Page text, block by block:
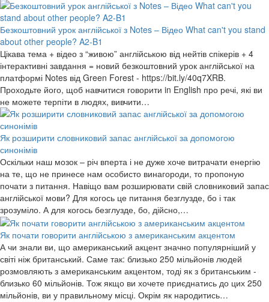
Безкоштовний урок англійської з Notes – Відео What can't you stand
about other people? A2-B1
Цікава тема + відео з “живою” англійською від нейтів спікерів + 4
інтерактивні завдання = новий безкоштовний урок англійської на
платформі Notes від Green Forest - https://bit.ly/40q7XRB.
Проходьте його, щоб навчитися говорити in English про речі, які ви
не можете терпіти в людях, вивчити…
Як розширити словниковий запас англійської за допомогою
синонімів
Оскільки наш мозок – річ вперта і не дуже хоче витрачати енергію
на те, що не принесе нам особисто винагороди, то пропоную
почати з питання. Навіщо вам розширювати свій словниковий запас
англійської мови? Для когось це питання безглузде, бо і так
зрозуміло. А для когось безглузде, бо, дійсно,…
Як почати говорити англійською з американським акцентом
А чи знали ви, що американський акцент значно популярніший у
світі ніж британський. Саме так: близько 250 мільйонів людей
розмовляють з американським акцентом, тоді як з британським -
близько 60 мільйонів. Тож якщо ви хочете приєднатись до цих 250
мільйонів, ви у правильному місці. Окрім як народитись…